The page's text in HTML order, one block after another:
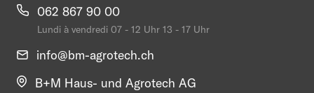
062 867 90 00
Lundi à vendredi 07 - 12 Uhr 13 - 17 Uhr
info@bm-agrotech.ch
B+M Haus- und Agrotech AG